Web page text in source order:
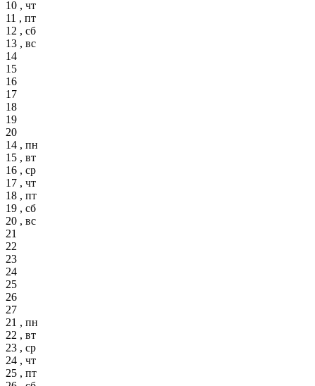
10 , чт
11 , пт
12 , сб
13 , вс
14
15
16
17
18
19
20
14 , пн
15 , вт
16 , ср
17 , чт
18 , пт
19 , сб
20 , вс
21
22
23
24
25
26
27
21 , пн
22 , вт
23 , ср
24 , чт
25 , пт